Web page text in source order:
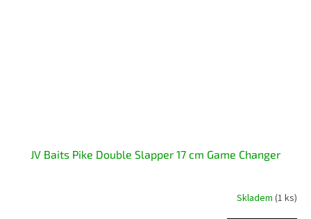
JV Baits Pike Double Slapper 17 cm Game Changer
Skladem (1 ks)